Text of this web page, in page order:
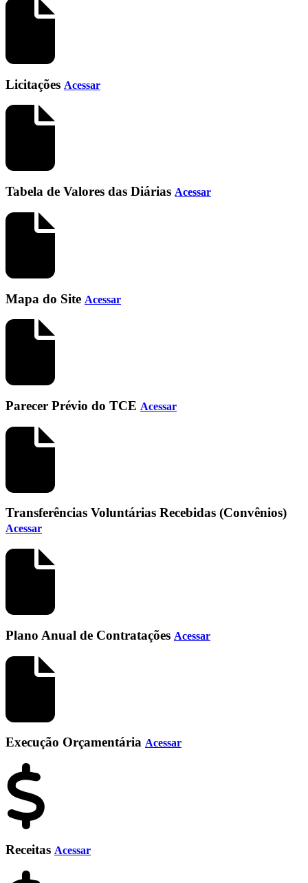
Licitações Acessar
Tabela de Valores das Diárias Acessar
Mapa do Site Acessar
Parecer Prévio do TCE Acessar
Transferências Voluntárias Recebidas (Convênios)
Acessar
Plano Anual de Contratações Acessar
Execução Orçamentária Acessar
Receitas Acessar